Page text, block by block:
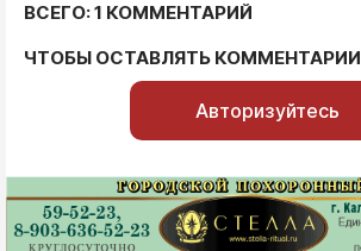
ВСЕГО: 1 КОММЕНТАРИЙ
ЧТОБЫ ОСТАВЛЯТЬ КОММЕНТАРИИ
Авторизуйтесь